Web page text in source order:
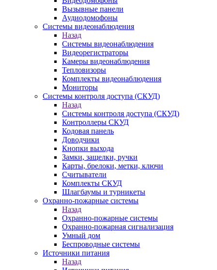
Вызывные панели
Аудиодомофоны
Системы видеонаблюдения
Назад
Системы видеонаблюдения
Видеорегистраторы
Камеры видеонаблюдения
Тепловизоры
Комплекты видеонаблюдения
Мониторы
Системы контроля доступа (СКУД)
Назад
Системы контроля доступа (СКУД)
Контроллеры СКУД
Кодовая панель
Доводчики
Кнопки выхода
Замки, защелки, ручки
Карты, брелоки, метки, ключи
Считыватели
Комплекты СКУД
Шлагбаумы и турникеты
Охранно-пожарные системы
Назад
Охранно-пожарные системы
Охранно-пожарная сигнализация
Умный дом
Беспроводные системы
Источники питания
Назад